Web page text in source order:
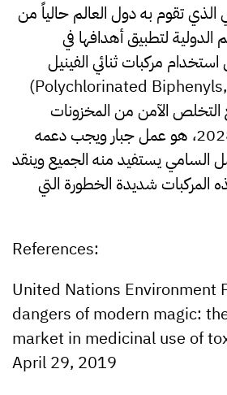
الذي تقوم به دول العالم حالياً من
الدولية لتطبيق أهدافها في
مركبات ثنائي الفينيل
متعدد الكلور (Polychlorinated Biphenyls, PCBs)
عام 2025 مع التخلص الآمن من المخزونات
المتبقية بحلول عام 2028، هو عمل جبار ويجب دعمه
السامي يستفيد منه الجميع وينقد
شديدة الخطورة التي
References:
United Nations Environment
dangers of modern magic:
market in medicinal use of
April 29, 2019